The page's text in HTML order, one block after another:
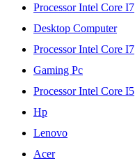
Processor Intel Core I7
Desktop Computer
Processor Intel Core I7
Gaming Pc
Processor Intel Core I5
Hp
Lenovo
Acer